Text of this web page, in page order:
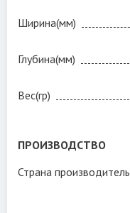
Ширина(мм)
Глубина(мм)
Вес(гр)
ПРОИЗВОДСТВО
Страна производитель